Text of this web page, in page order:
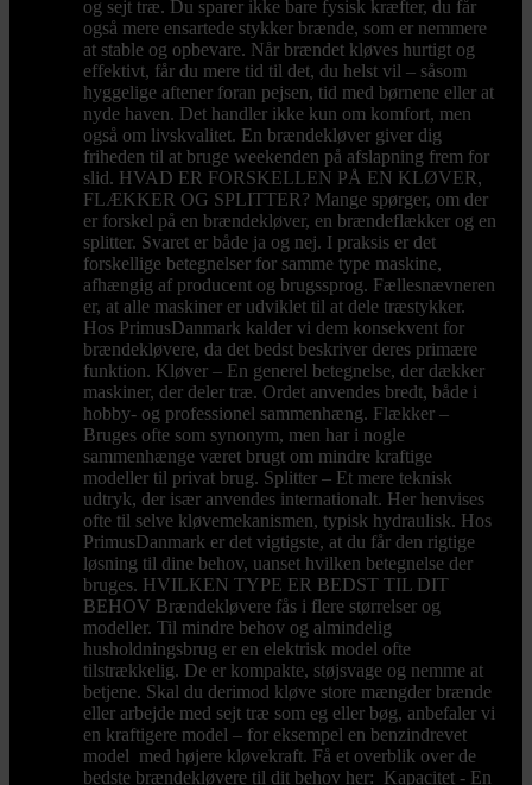
og sejt træ. Du sparer ikke bare fysisk kræfter, du får
også mere ensartede stykker brænde, som er nemmere
at stable og opbevare. Når brændet kløves hurtigt og
effektivt, får du mere tid til det, du helst vil – såsom
hyggelige aftener foran pejsen, tid med børnene eller at
nyde haven. Det handler ikke kun om komfort, men
også om livskvalitet. En brændekløver giver dig
friheden til at bruge weekenden på afslapning frem for
slid. HVAD ER FORSKELLEN PÅ EN KLØVER,
FLÆKKER OG SPLITTER? Mange spørger, om der
er forskel på en brændekløver, en brændeflækker og en
splitter. Svaret er både ja og nej. I praksis er det
forskellige betegnelser for samme type maskine,
afhængig af producent og brugssprog. Fællesnævneren
er, at alle maskiner er udviklet til at dele træstykker.
Hos PrimusDanmark kalder vi dem konsekvent for
brændekløvere, da det bedst beskriver deres primære
funktion. Kløver – En generel betegnelse, der dækker
maskiner, der deler træ. Ordet anvendes bredt, både i
hobby- og professionel sammenhæng. Flækker –
Bruges ofte som synonym, men har i nogle
sammenhænge været brugt om mindre kraftige
modeller til privat brug. Splitter – Et mere teknisk
udtryk, der især anvendes internationalt. Her henvises
ofte til selve kløvemekanismen, typisk hydraulisk. Hos
PrimusDanmark er det vigtigste, at du får den rigtige
løsning til dine behov, uanset hvilken betegnelse der
bruges. HVILKEN TYPE ER BEDST TIL DIT
BEHOV Brændekløvere fås i flere størrelser og
modeller. Til mindre behov og almindelig
husholdningsbrug er en elektrisk model ofte
tilstrækkelig. De er kompakte, støjsvage og nemme at
betjene. Skal du derimod kløve store mængder brænde
eller arbejde med sejt træ som eg eller bøg, anbefaler vi
en kraftigere model – for eksempel en benzindrevet
model med højere kløvekraft. Få et overblik over de
bedste brændekløvere til dit behov her: Kapacitet - En